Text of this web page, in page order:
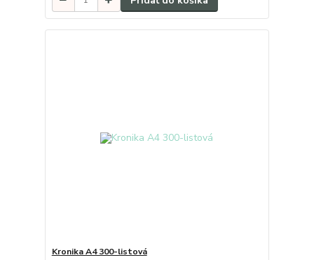
Kronika A4 300-listová